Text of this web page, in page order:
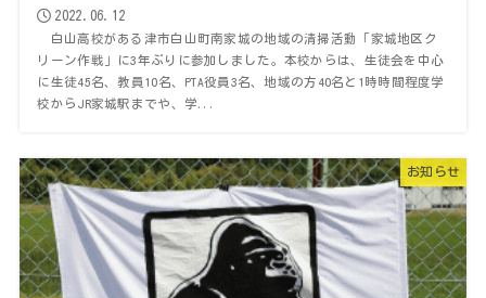
2022.06.12
白山高校がある津市白山町南家城の地域の清掃活動「家城地区ク
リーン作戦」に3年ぶりに参加しました。本校からは、生徒会を中心
に生徒45名、教員10名、PTA役員3名、地域の方40名と1時時間程度学
校からJR家城駅までや、学...
お知らせ